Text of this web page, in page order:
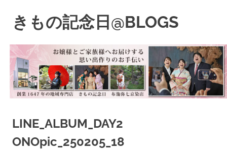
きもの記念日@BLOGS
物
初
心
者
で
も、
読
LINE_ALBUM_DAY2
ONOpic_250205_18